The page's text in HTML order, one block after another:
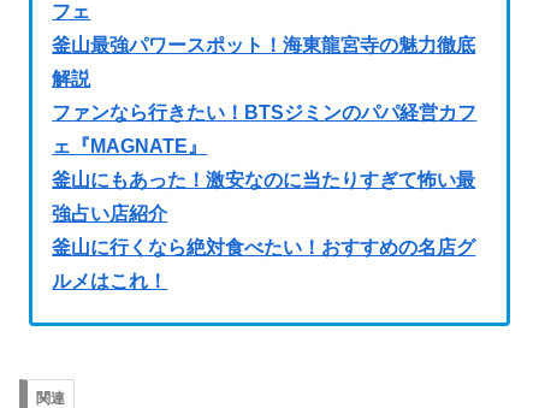
フェ
釜山最強パワースポット！海東龍宮寺の魅力徹底
解説
ファンなら行きたい！BTSジミンのパパ経営カフ
ェ『MAGNATE』
釜山にもあった！激安なのに当たりすぎて怖い最
強占い店紹介
釜山に行くなら絶対食べたい！おすすめの名店グ
ルメはこれ！
関連